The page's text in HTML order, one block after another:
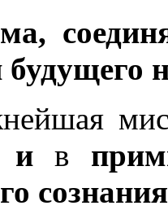
ив